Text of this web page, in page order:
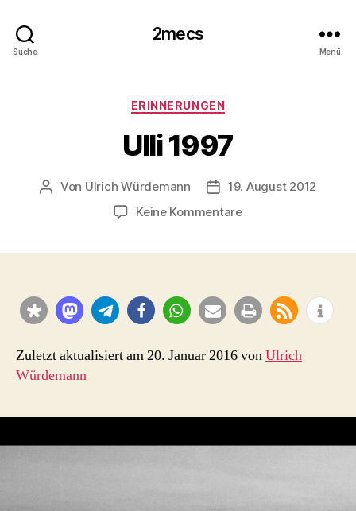
Suche
2mecs
Menü
Kategorien
ERINNERUNGEN
Ulli 1997
Beitragsautor
Von Ulrich Würdemann Beitragsdatum
19. August 2012
Keine Kommentarezu
Zuletzt aktualisiert am 20. Januar 2016 vonUlrich
Würdemann